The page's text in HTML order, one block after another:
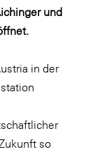
und
in der
so